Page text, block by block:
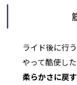
ライド後に行
やって酷使し
柔らかさに戻す